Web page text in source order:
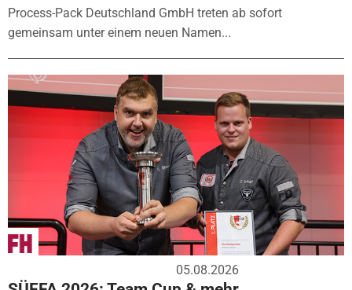
Process-Pack Deutschland GmbH treten ab sofort
gemeinsam unter einem neuen Namen...
05.08.2026